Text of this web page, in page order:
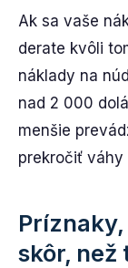
Ak sa vaše
derate kvôli
náklady na
nad 2 000
menšie
prekročiť váhy
skôr, než